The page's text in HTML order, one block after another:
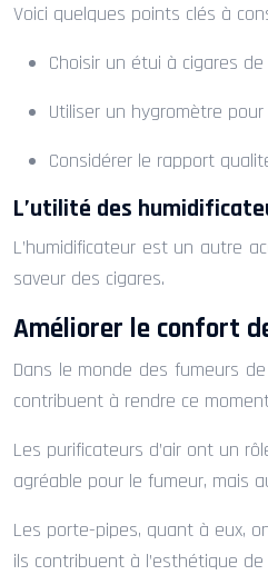
Voici quelques points clés à
Choisir un étui à cigares
Utiliser un hygromètre pour
Considérer le rapport
L’utilité des
L’humidificateur est un autre
saveur des cigares.
Améliorer le confort
Dans le monde des fumeurs
contribuent à rendre ce
Les purificateurs d’air ont un
agréable pour le fumeur, mais
Les porte-pipes, quant à eux,
ils contribuent à l’esthétique